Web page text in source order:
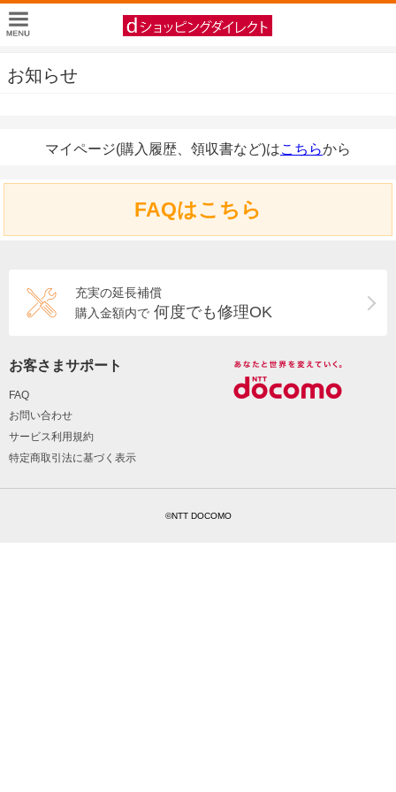
お知らせ
マイページ(購入履歴、領収書など)はこちらから
FAQはこちら
充実の延長補償
購入金額内で 何度でも修理OK
お客さまサポート
FAQ
お問い合わせ
サービス利用規約
特定商取引法に基づく表示
©NTT DOCOMO